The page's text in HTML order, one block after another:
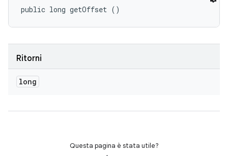
public long getOffset ()
Ritorni
long
Questa pagina è stata utile?